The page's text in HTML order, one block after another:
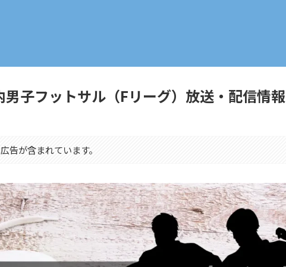
男子フットサル（Fリーグ）放送・配信情報
告が含まれています。